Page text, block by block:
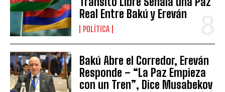
Real Entre Bakú y Ereván
POLÍTICA
Bakú Abre el Corredor, Ereván
Responde – “La Paz Empieza
con un Tren”, Dice Musabekov